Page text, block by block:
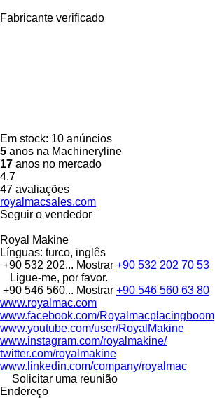
Fabricante verificado
Em stock: 10 anúncios
5 anos na Machineryline
17 anos no mercado
4.7
47 avaliações
royalmacsales.com
Seguir o vendedor
Royal Makine
Línguas: turco, inglês
+90 532 202... Mostrar +90 532 202 70 53
Ligue-me, por favor.
+90 546 560... Mostrar +90 546 560 63 80
www.royalmac.com
www.facebook.com/Royalmacplacingboom
www.youtube.com/user/RoyalMakine
www.instagram.com/royalmakine/
twitter.com/royalmakine
www.linkedin.com/company/royalmac
Solicitar uma reunião
Endereço